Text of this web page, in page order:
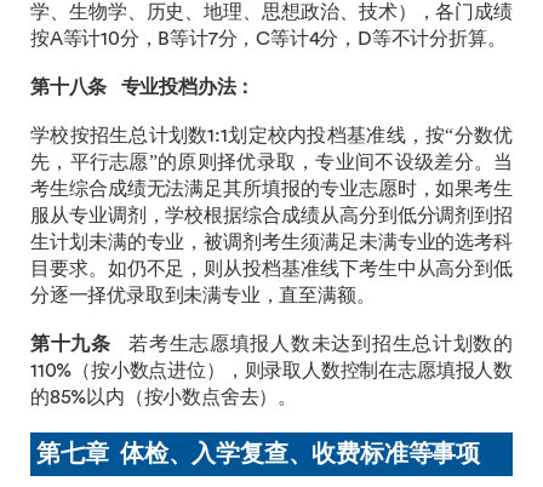
学、生物学、历史、地理、思想政治、技术），各门成绩
按A等计10分，B等计7分，C等计4分，D等不计分折算。
第十八条 专业投档办法：
学校按招生总计划数1:1划定校内投档基准线，按“分数优
先，平行志愿”的原则择优录取，专业间不设级差分。当
考生综合成绩无法满足其所填报的专业志愿时，如果考生
服从专业调剂，学校根据综合成绩从高分到低分调剂到招
生计划未满的专业，被调剂考生须满足未满专业的选考科
目要求。如仍不足，则从投档基准线下考生中从高分到低
分逐一择优录取到未满专业，直至满额。
第十九条 若考生志愿填报人数未达到招生总计划数的
110%（按小数点进位），则录取人数控制在志愿填报人数
的85%以内（按小数点舍去）。
第七章 体检、入学复查、收费标准等事项